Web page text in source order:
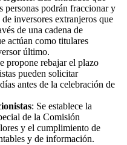
personas podrán fraccionar y
inversores extranjeros que
de una cadena de
actúan como titulares
último.
propone rebajar el plazo
pueden solicitar
antes de la celebración de
: Se establece la
de la Comisión
y el cumplimiento de
y de información.